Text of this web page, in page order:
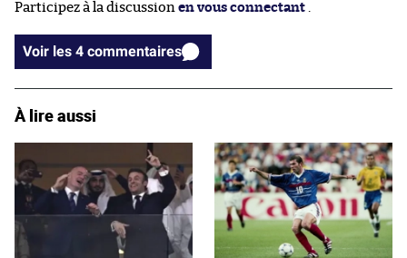
Participez à la discussion en vous connectant .
Voir les 4 commentaires
À lire aussi